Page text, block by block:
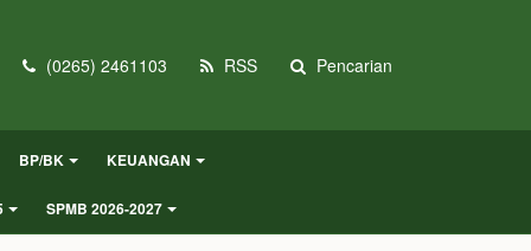
(0265) 2461103 RSS Pencarian
BP/BK KEUANGAN
SPMB 2026-2027